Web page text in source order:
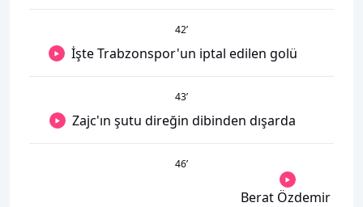
42’
İşte Trabzonspor'un iptal edilen golü
43’
Zajc'ın şutu direğin dibinden dışarda
46’
Berat Özdemir